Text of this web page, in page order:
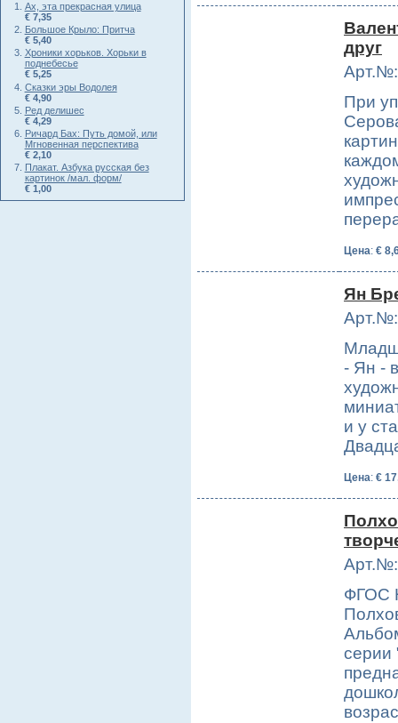
Ах, эта прекрасная улица
€ 7,35
Большое Крыло: Притча
€ 5,40
Хроники хорьков. Хорьки в
поднебесье
€ 5,25
Сказки эры Водолея
€ 4,90
Ред делишес
€ 4,29
Ричард Бах: Путь домой, или
Мгновенная перспектива
€ 2,10
Плакат. Азбука русская без
картинок /мал. форм/
€ 1,00
друг
При
Цена: €
Ян
- Ян -
и у
Цена: €
ФГОС
серии